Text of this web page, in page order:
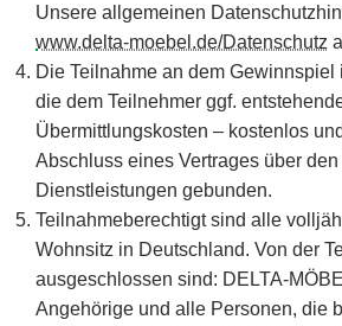
Unsere allgemeinen
www.delta-moebel.de/Datenschutz
Die Teilnahme an dem Gewinnspiel
die dem Teilnehmer ggf.
Übermittlungskosten – kostenlos
Abschluss eines Vertrages über
Dienstleistungen gebunden.
Teilnahmeberechtigt sind alle
Wohnsitz in Deutschland. Von der
ausgeschlossen sind: DELTA-
Angehörige und alle Personen, die